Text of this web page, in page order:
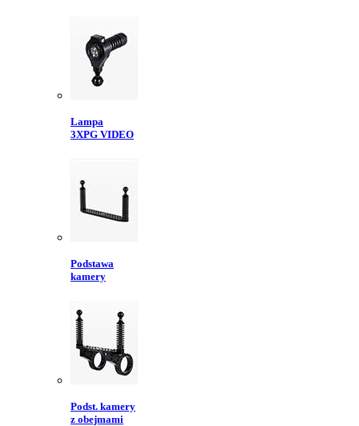
Lampa
3XPG VIDEO
Podstawa
kamery
Podst. kamery
z obejmami